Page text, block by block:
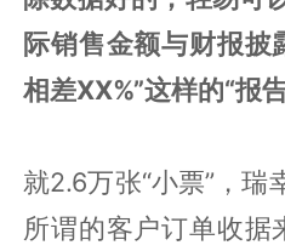
际销售金额与财报披
相差XX%”这样的“报告
就2.6万张“小票”，瑞
所谓的客户订单收据